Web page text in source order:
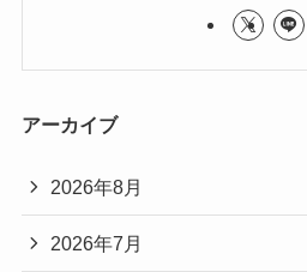
アーカイブ
2026年8月
2026年7月